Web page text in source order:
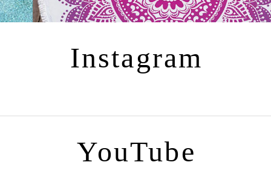
Instagram
YouTube